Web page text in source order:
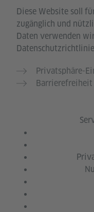
Diese Website soll
zugänglich und
Daten verwenden
Privatsphäre-
Barrierefreiheit